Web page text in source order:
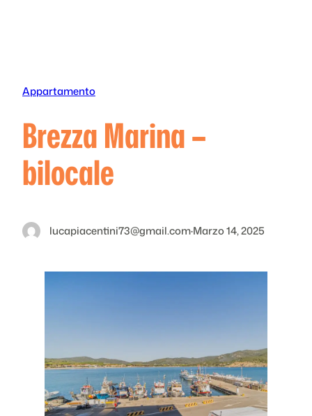
Appartamento
Brezza Marina –
bilocale
lucapiacentini73@gmail.com·Marzo 14, 2025